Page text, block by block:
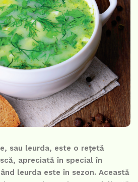
sau leurda, este o rețetă
apreciată în special în
leurda este în sezon. Această